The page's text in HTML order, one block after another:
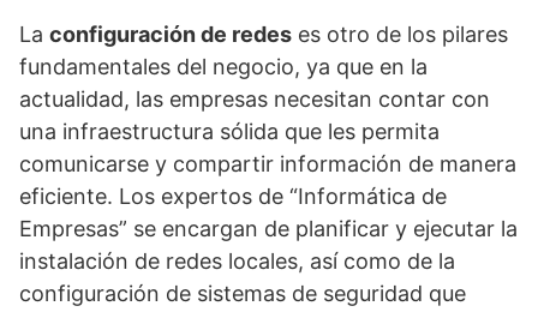
La configuración de redes es otro de los pilares
fundamentales del negocio, ya que en la
actualidad, las empresas necesitan contar con
una infraestructura sólida que les permita
comunicarse y compartir información de manera
eficiente. Los expertos de “Informática de
Empresas” se encargan de planificar y ejecutar la
instalación de redes locales, así como de la
configuración de sistemas de seguridad que